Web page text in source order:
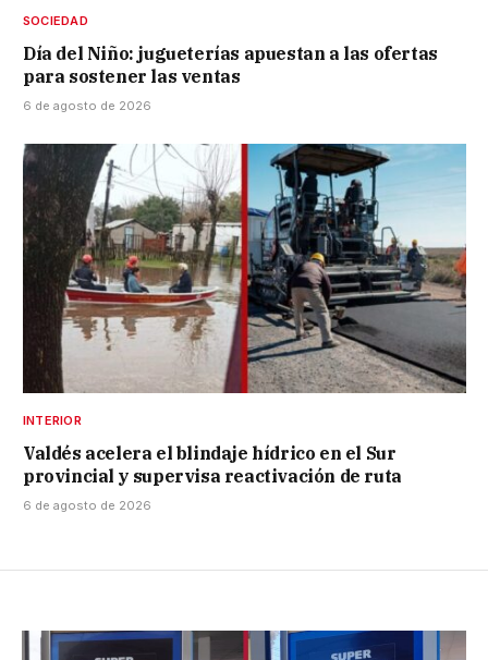
SOCIEDAD
Día del Niño: jugueterías apuestan a las ofertas
para sostener las ventas
6 de agosto de 2026
INTERIOR
Valdés acelera el blindaje hídrico en el Sur
provincial y supervisa reactivación de ruta
6 de agosto de 2026